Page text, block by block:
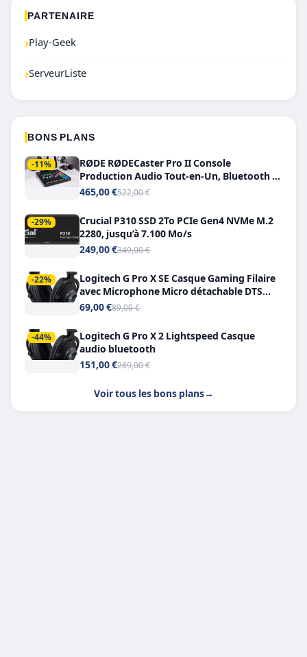
PARTENAIRE
›Play-Geek
›ServeurListe
BONS PLANS
-11%
RØDE RØDECaster Pro II Console
Production Audio Tout-en-Un, Bluetooth et
Double USB-C
465,00 €522,00 €
-29%
Crucial P310 SSD 2To PCIe Gen4 NVMe M.2
2280, jusqu’à 7.100 Mo/s
249,00 €349,00 €
-22%
Logitech G Pro X SE Casque Gaming Filaire
avec Microphone Micro détachable DTS
Headphone X 7.1
69,00 €89,00 €
-44%
Logitech G Pro X 2 Lightspeed Casque
audio bluetooth
151,00 €269,00 €
Voir tous les bons plans→